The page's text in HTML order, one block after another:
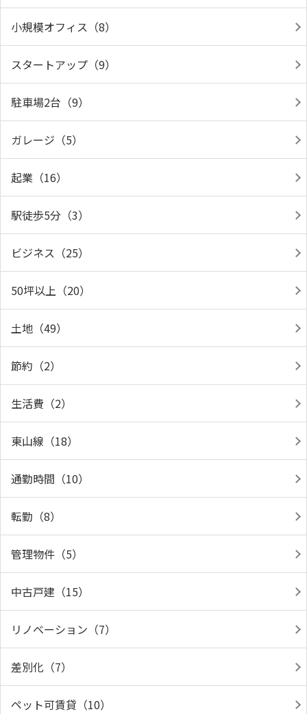
小規模オフィス（8）
スタートアップ（9）
駐車場2台（9）
ガレージ（5）
起業（16）
駅徒歩5分（3）
ビジネス（25）
50坪以上（20）
土地（49）
節約（2）
生活費（2）
東山線（18）
通勤時間（10）
転勤（8）
管理物件（5）
中古戸建（15）
リノベーション（7）
差別化（7）
ペット可賃貸（10）